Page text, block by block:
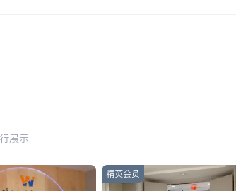
展示
精英会员